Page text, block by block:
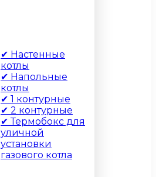
✔ Настенные
котлы
✔ Напольные
котлы
✔ 1 контурные
✔ 2 контурные
✔ Термобокс для
уличной
установки
газового котла